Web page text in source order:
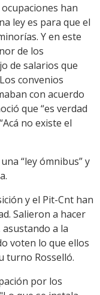
han
ley es para que el
Y en este
de los
de salarios que
convenios
con acuerdo
que “es verdad
no existe el
“ley ómnibus” y
y el Pit-Cnt han
Salieron a hacer
a la
voten lo que ellos
turno Rosselló.
por los